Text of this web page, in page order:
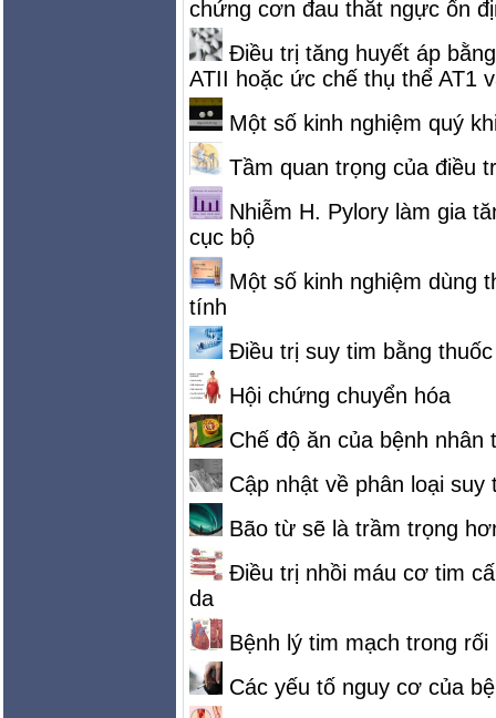
chứng cơn đau thắt ngực ổn
Điều trị tăng huyết áp
ATII hoặc ức chế thụ thể AT1
Một số kinh nghiệm quý
Tầm quan trọng của điều
Nhiễm H. Pylory làm gia
cục bộ
Một số kinh nghiệm dùng
tính
Điều trị suy tim bằng
Hội chứng chuyển hóa
Chế độ ăn của bệnh nhân
Cập nhật về phân loại suy
Bão từ sẽ là trầm trọng
Điều trị nhồi máu cơ tim
da
Bệnh lý tim mạch trong
Các yếu tố nguy cơ của